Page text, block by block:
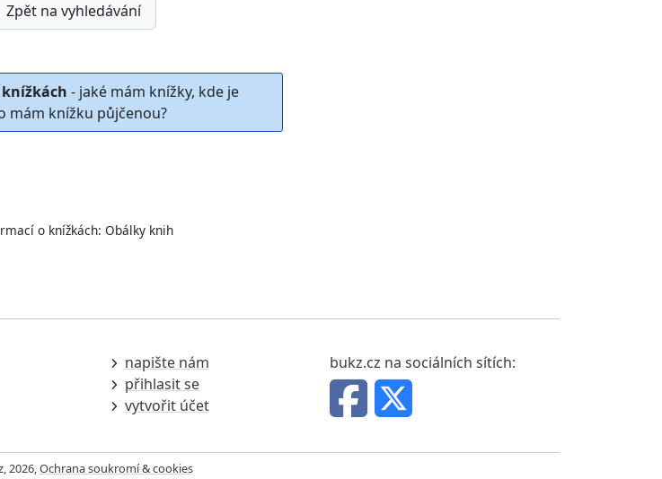
Zpět na vyhledávání
- jaké mám knížky, kde je
mám knížku půjčenou?
o knížkách: Obálky knih
napište nám
přihlasit se
vytvořit účet
bukz.cz na sociálních sítích:
2026,Ochrana soukromí & cookies